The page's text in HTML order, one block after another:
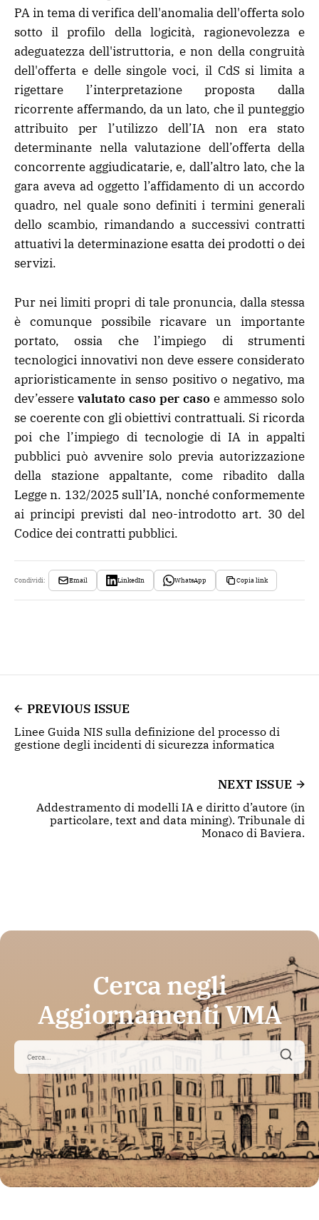
PA in tema di verifica dell'anomalia dell'offerta solo
sotto il profilo della logicità, ragionevolezza e
adeguatezza dell'istruttoria, e non della congruità
dell'offerta e delle singole voci, il CdS si limita a
rigettare l’interpretazione proposta dalla
ricorrente affermando, da un lato, che il punteggio
attribuito per l’utilizzo dell’IA non era stato
determinante nella valutazione dell’offerta della
concorrente aggiudicatarie, e, dall’altro lato, che la
gara aveva ad oggetto l’affidamento di un accordo
quadro, nel quale sono definiti i termini generali
dello scambio, rimandando a successivi contratti
attuativi la determinazione esatta dei prodotti o dei
servizi.
Pur nei limiti propri di tale pronuncia, dalla stessa
è comunque possibile ricavare un importante
portato, ossia che l’impiego di strumenti
tecnologici innovativi non deve essere considerato
aprioristicamente in senso positivo o negativo, ma
dev’essere valutato caso per caso e ammesso solo
se coerente con gli obiettivi contrattuali. Si ricorda
poi che l’impiego di tecnologie di IA in appalti
pubblici può avvenire solo previa autorizzazione
della stazione appaltante, come ribadito dalla
Legge n. 132/2025 sull’IA, nonché conformemente
ai principi previsti dal neo-introdotto art. 30 del
Codice dei contratti pubblici.
Condividi: Email LinkedIn WhatsApp Copia link
PREVIOUS ISSUE
Linee Guida NIS sulla definizione del processo di
gestione degli incidenti di sicurezza informatica
NEXT ISSUE
Addestramento di modelli IA e diritto d’autore (in
particolare, text and data mining). Tribunale di
Monaco di Baviera.
Cerca negli
Aggiornamenti VMA